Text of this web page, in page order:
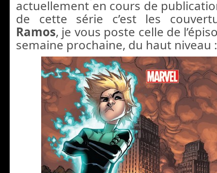
actuellement en cours de
de cette série c’est les
Ramos, je vous poste celle de
semaine prochaine, du haut niveau :